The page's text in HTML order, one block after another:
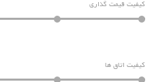
کیفیت قیمت گذاری
کیفیت اتاق ها